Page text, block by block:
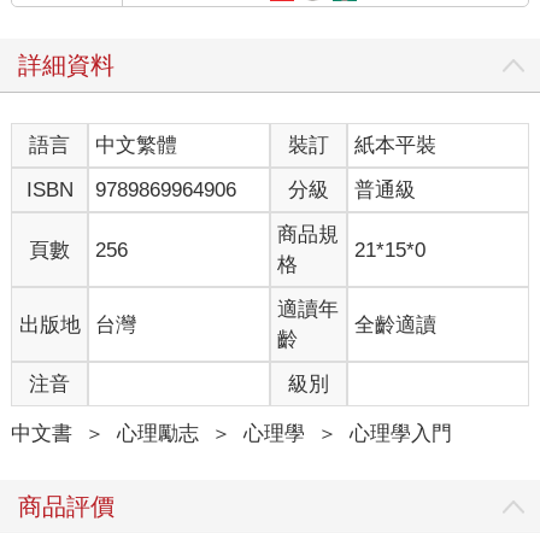
詳細資料
語言 中文繁體 裝訂
紙本平裝
ISBN
9789869964906 分級 普通級
頁數 256
商品規
格
21*15*0
出版地 台灣
適讀年
齡
全齡適讀
注音 級別
中文書 ＞ 心理勵志 ＞ 心理學 ＞ 心理學入門
商品評價